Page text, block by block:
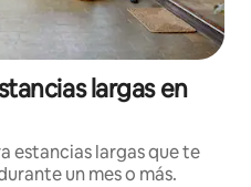
largas en
estancias largas que te
un mes o más.